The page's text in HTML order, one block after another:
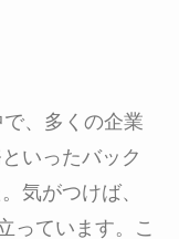
、多くの企業
いったバック
気がつけば、
っています。こ